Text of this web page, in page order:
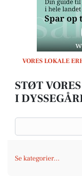
VORES LOKALE
STØT
I
Se kategorier...